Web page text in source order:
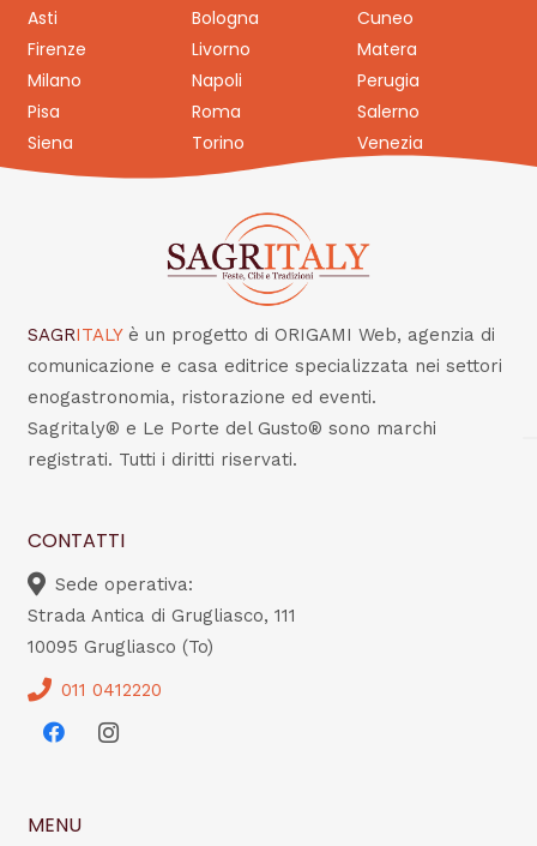
Asti Bologna
Cuneo
Firenze
Livorno
Matera
Milano
Napoli
Perugia
Pisa
Roma
Salerno
Siena
Torino Venezia
SAGRITALY è un progetto di ORIGAMI Web, agenzia di
comunicazione e casa editrice specializzata nei settori
enogastronomia, ristorazione ed eventi.
Sagritaly® e Le Porte del Gusto® sono marchi
registrati. Tutti i diritti riservati.
CONTATTI
Sede operativa:
Strada Antica di Grugliasco, 111
10095 Grugliasco (To)
011 0412220
MENU